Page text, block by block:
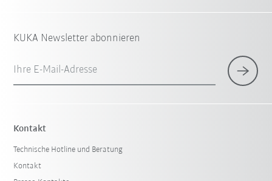
KUKA Newsletter abonnieren
Ihre E-Mail-Adresse
Kontakt
Technische Hotline und Beratung
Kontakt